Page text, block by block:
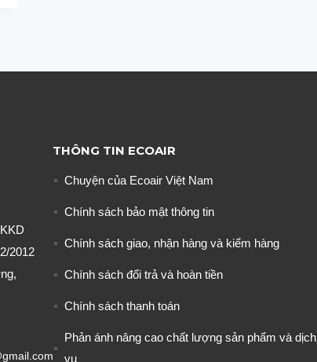
2012
THÔNG TIN ECOAIR
Chuyện của Ecoair Việt Nam
Chính sách bảo mật thông tin
Chính sách giao, nhận hàng và kiểm hàng
Chính sách đổi trả và hoàn tiền
Chính sách thanh toán
Phản ánh nâng cao chất lượng sản phẩm và dịch
vụ